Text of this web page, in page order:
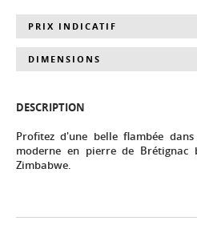
DESCRIPTION
Profitez d'une belle flambée
moderne en pierre de
Zimbabwe.
PRIX INDICATIF
DIMENSIONS